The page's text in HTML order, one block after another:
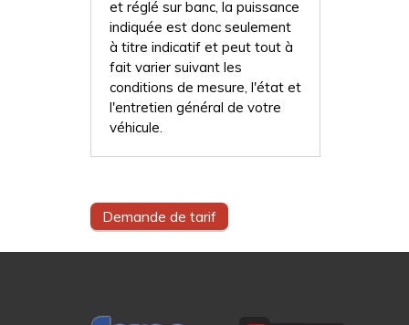
et réglé sur banc, la puissance
indiquée est donc seulement
à titre indicatif et peut tout à
fait varier suivant les
conditions de mesure, l'état et
l'entretien général de votre
véhicule.
Demande de tarif